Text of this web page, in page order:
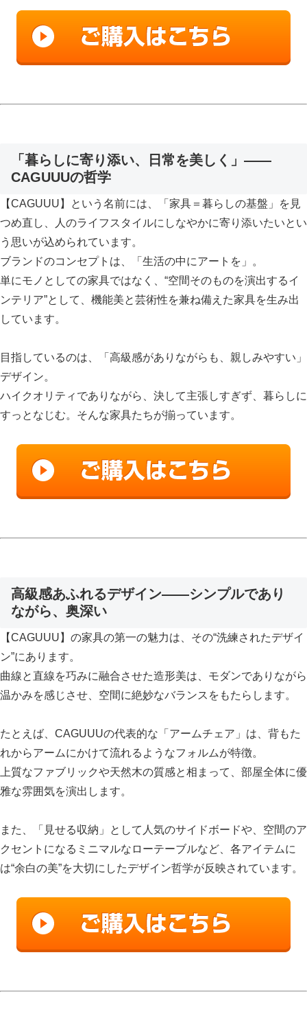
「暮らしに寄り添い、日常を美しく」——
CAGUUUの哲学
【CAGUUU】という名前には、「家具＝暮らしの基盤」を見
つめ直し、人のライフスタイルにしなやかに寄り添いたいとい
う思いが込められています。
ブランドのコンセプトは、「生活の中にアートを」。
単にモノとしての家具ではなく、“空間そのものを演出するイ
ンテリア”として、機能美と芸術性を兼ね備えた家具を生み出
しています。
目指しているのは、「高級感がありながらも、親しみやすい」
デザイン。
ハイクオリティでありながら、決して主張しすぎず、暮らしに
すっとなじむ。そんな家具たちが揃っています。
高級感あふれるデザイン——シンプルであり
ながら、奥深い
【CAGUUU】の家具の第一の魅力は、その“洗練されたデザイ
ン”にあります。
曲線と直線を巧みに融合させた造形美は、モダンでありながら
温かみを感じさせ、空間に絶妙なバランスをもたらします。
たとえば、CAGUUUの代表的な「アームチェア」は、背もた
れからアームにかけて流れるようなフォルムが特徴。
上質なファブリックや天然木の質感と相まって、部屋全体に優
雅な雰囲気を演出します。
また、「見せる収納」として人気のサイドボードや、空間のア
クセントになるミニマルなローテーブルなど、各アイテムに
は“余白の美”を大切にしたデザイン哲学が反映されています。